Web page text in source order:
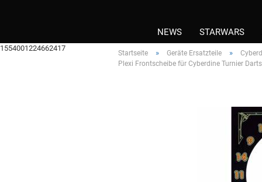
1554001224662417
NEWS STARWARS
Startseite » Geräte Ersatzteile »
Plexi Frontscheibe für Cyberdine Turnier Darts